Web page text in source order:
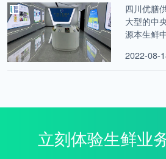
四川优膳
大型的中
源本生鲜
2022-08-
立刻体验生鲜业